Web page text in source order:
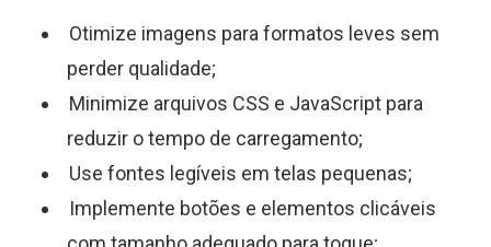
Otimize imagens para formatos leves sem
perder qualidade;
Minimize arquivos CSS e JavaScript para
reduzir o tempo de carregamento;
Use fontes legíveis em telas pequenas;
Implemente botões e elementos clicáveis